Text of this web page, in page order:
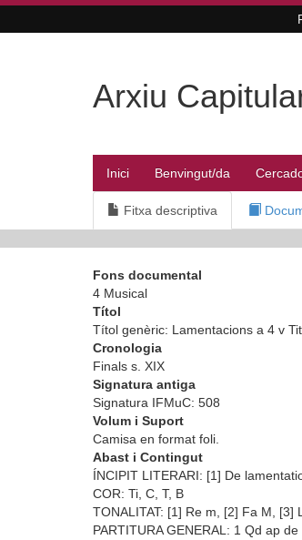
Arxiu
Inici Benvingut/da
Fitxa descriptiva
Fons documental
4 Musical
Títol
Títol genèric: Lamentacions a 4 v
Cronologia
Finals s. XIX
Signatura antiga
Signatura IFMuC: 508
Volum i Suport
Camisa en format foli.
Abast i Contingut
ÍNCIPIT LITERARI: [1] De
COR: Ti, C, T, B
TONALITAT: [1] Re m, [2] Fa M, [3]
PARTITURA GENERAL: 1 Qd ap de